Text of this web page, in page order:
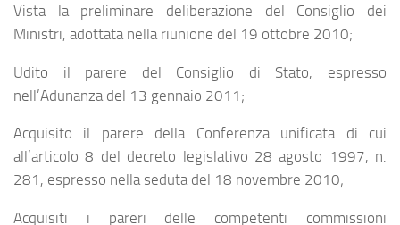
Vista la preliminare deliberazione del Consiglio dei
Ministri, adottata nella riunione del 19 ottobre 2010;
Udito il parere del Consiglio di Stato, espresso
nell’Adunanza del 13 gennaio 2011;
Acquisito il parere della Conferenza unificata di cui
all’articolo 8 del decreto legislativo 28 agosto 1997, n.
281, espresso nella seduta del 18 novembre 2010;
Acquisiti i pareri delle competenti commissioni